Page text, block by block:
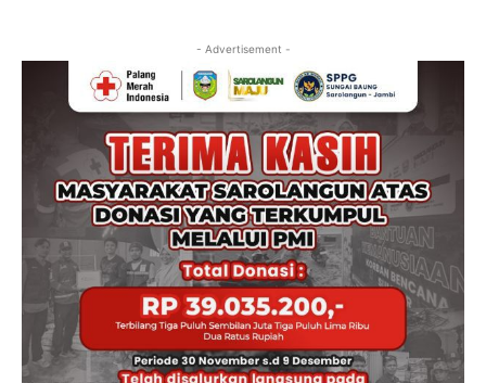
- Advertisement -